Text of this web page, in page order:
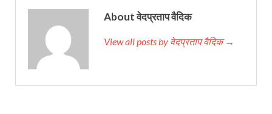
About वेदप्रताप वैदिक
View all posts by वेदप्रताप वैदिक →